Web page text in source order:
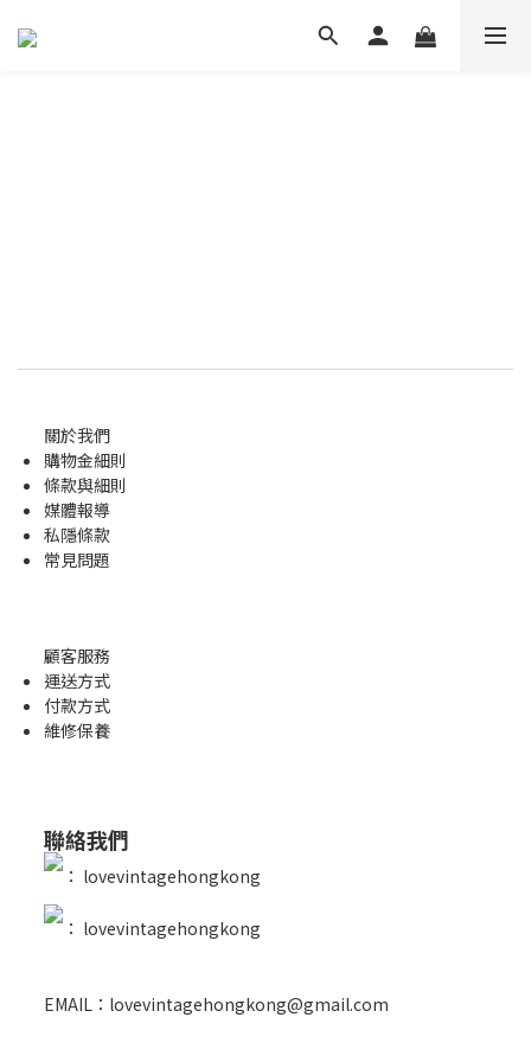
關於我們
購物金細則
條款與細則
媒體報導
私隱條款
常見問題
顧客服務
運送方式
付款方式
維修保養
聯絡我們
： lovevintagehongkong
： lovevintagehongkong
EMAIL：lovevintagehongkong@gmail.com